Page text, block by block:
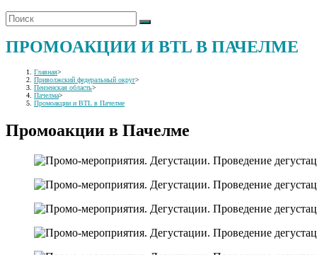
ПРОМОАКЦИИ И BTL В ПАЧЕЛМЕ
Главная>
Приволжский федеральный округ>
Пензенская область>
Пачелма>
Промоакции и BTL в Пачелме
Промоакции в Пачелме